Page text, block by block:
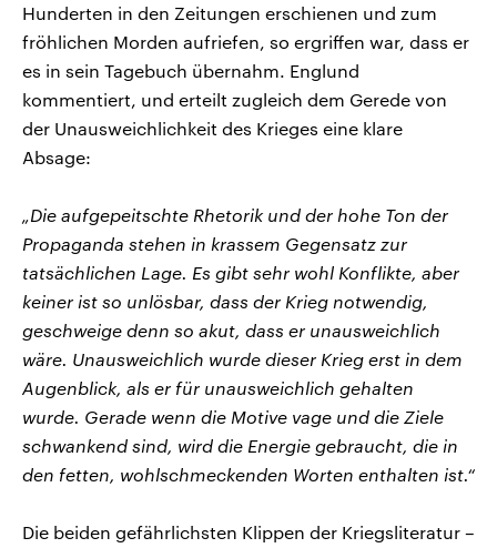
Hunderten in den Zeitungen erschienen und zum
fröhlichen Morden aufriefen, so ergriffen war, dass er
es in sein Tagebuch übernahm. Englund
kommentiert, und erteilt zugleich dem Gerede von
der Unausweichlichkeit des Krieges eine klare
Absage:
„Die aufgepeitschte Rhetorik und der hohe Ton der
Propaganda stehen in krassem Gegensatz zur
tatsächlichen Lage. Es gibt sehr wohl Konflikte, aber
keiner ist so unlösbar, dass der Krieg notwendig,
geschweige denn so akut, dass er unausweichlich
wäre. Unausweichlich wurde dieser Krieg erst in dem
Augenblick, als er für unausweichlich gehalten
wurde. Gerade wenn die Motive vage und die Ziele
schwankend sind, wird die Energie gebraucht, die in
den fetten, wohlschmeckenden Worten enthalten ist.“
Die beiden gefährlichsten Klippen der Kriegsliteratur –